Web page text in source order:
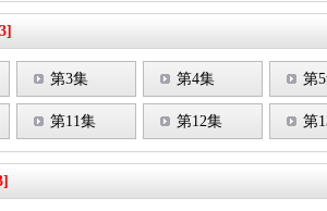
第3集 第4集 第
第11集 第12集 第